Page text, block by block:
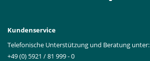
Kundenservice
Telefonische Unterstützung und Beratung unter:
+49 (0) 5921 / 81 999 - 0